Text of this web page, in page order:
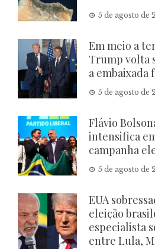
5 de agosto de
Em meio a
Trump volta
a embaixada
5 de agosto de
Flávio
intensifica
campanha
5 de agosto de
EUA
eleição
especialista
entre Lula,